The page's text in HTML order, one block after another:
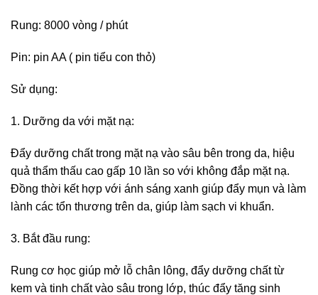
Rung: 8000 vòng / phút
Pin: pin AA ( pin tiểu con thỏ)
Sử dụng:
1. Dưỡng da với mặt nạ:
Đẩy dưỡng chất trong mặt nạ vào sâu bên trong da, hiệu
quả thẩm thấu cao gấp 10 lần so với không đắp mặt nạ.
Đồng thời kết hợp với ánh sáng xanh giúp đẩy mụn và làm
lành các tổn thương trên da, giúp làm sạch vi khuẩn.
3. Bắt đầu rung:
Rung cơ học giúp mở lỗ chân lông, đẩy dưỡng chất từ
kem và tinh chất vào sâu trong lớp, thúc đẩy tăng sinh